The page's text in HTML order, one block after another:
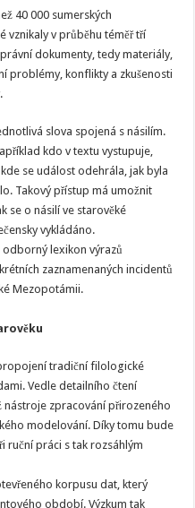
40 000 sumerských
vznikaly v průběhu téměř tří
dokumenty, tedy materiály,
problémy, konflikty a zkušenosti
slova spojená s násilím.
kdo v textu vystupuje,
se událost odehrála, jak byla
Takový přístup má umožnit
se o násilí ve starověké
vykládáno.
lexikon výrazů
zaznamenaných incidentů
Mezopotámii.
tradiční filologické
Vedle detailního čtení
nástroje zpracování přirozeného
modelování. Díky tomu bude
ruční práci s tak rozsáhlým
korpusu dat, který
období. Výzkum tak